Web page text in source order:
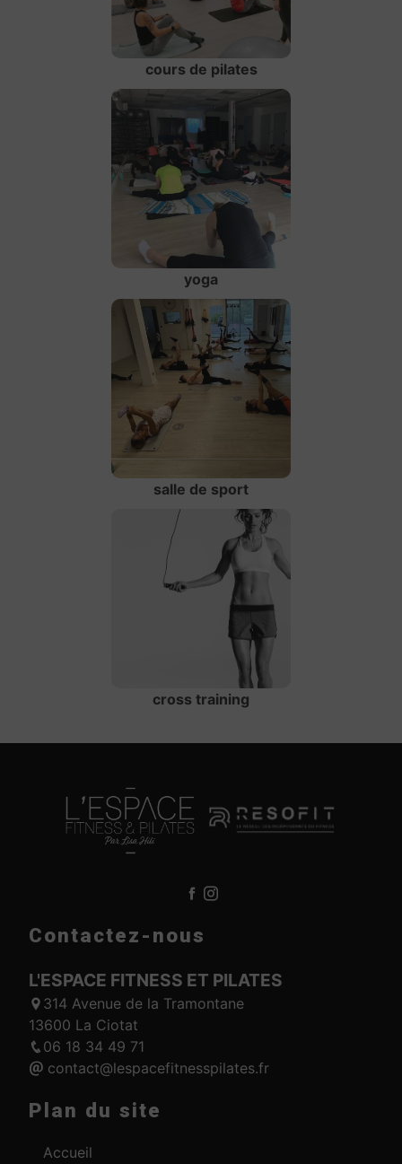
cours de pilates
yoga
salle de sport
cross training
Contactez-nous
L'ESPACE FITNESS ET PILATES
314 Avenue de la Tramontane
13600 La Ciotat
06 18 34 49 71
contact@lespacefitnesspilates.fr
Plan du site
Accueil